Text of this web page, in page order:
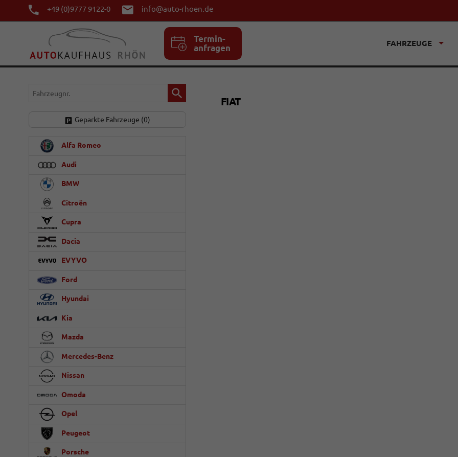
+49 (0)9777 9122-0 info@auto-rhoen.de
Termin-
anfragen
FAHRZEUGE
FIAT
Fahrzeugnr.
Geparkte Fahrzeuge (0)
Alfa Romeo
Audi
BMW
Citroën
Cupra
Dacia
EVYVO
Ford
Hyundai
Kia
Mazda
Mercedes-Benz
Nissan
Omoda
Opel
Peugeot
Porsche